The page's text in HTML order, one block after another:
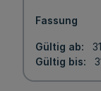
Fassung
Gültig ab
Gültig bis